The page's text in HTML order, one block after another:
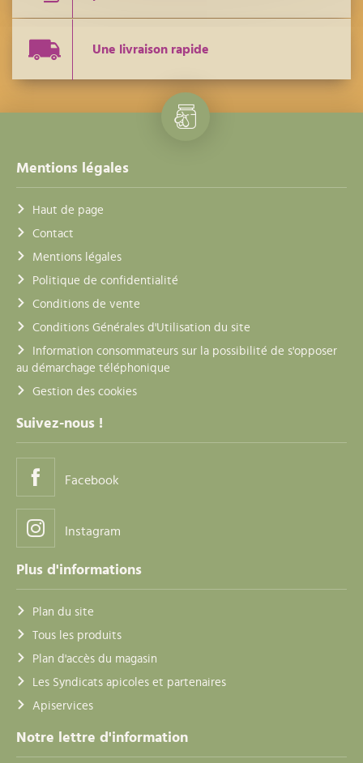
Une livraison rapide
Mentions légales
Haut de page
Contact
Mentions légales
Politique de confidentialité
Conditions de vente
Conditions Générales d'Utilisation du site
Information consommateurs sur la possibilité de s'opposer
au démarchage téléphonique
Gestion des cookies
Suivez-nous !
Facebook
Instagram
Plus d'informations
Plan du site
Tous les produits
Plan d'accès du magasin
Les Syndicats apicoles et partenaires
Apiservices
Notre lettre d'information